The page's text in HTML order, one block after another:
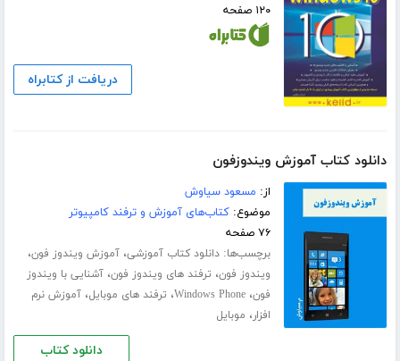
۱۲۰ صفحه
دریافت از کتابراه
دانلود کتاب آموزش ویندوزفون
از: مسعود سیاوش
موضوع:کتاب‌های آموزش و ترفند کامپیوتر
۷۶ صفحه
برچسب‌ها:دانلود کتاب آموزشی،آموزش ویندوز فون،
ویندوز فون، ترفند های ویندوز فون،آشنایی با ویندوز
فون،Windows Phone، ترفند های موبایل،آموزش نرم
افزار، موبایل
دانلود کتاب